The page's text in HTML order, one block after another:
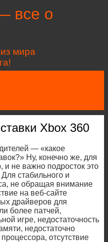
все о
мира
Xbox 360
— «какое
Ну, конечно же, для
и не важно подросток это
стабильного и
не обращая внимание
на веб-сайте
драйверов для
более патчей,
игре, недостаточность
недостаточно
отсутствие